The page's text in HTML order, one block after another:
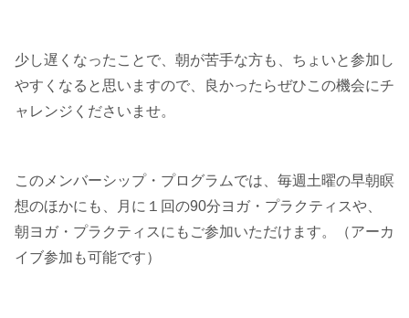
少し遅くなったことで、朝が苦手な方も、ちょいと参加し
やすくなると思いますので、良かったらぜひこの機会にチ
ャレンジくださいませ。
このメンバーシップ・プログラムでは、毎週土曜の早朝瞑
想のほかにも、月に１回の90分ヨガ・プラクティスや、
朝ヨガ・プラクティスにもご参加いただけます。（アーカ
イブ参加も可能です）